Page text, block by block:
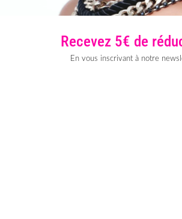
Recevez 5€ de
En vous inscrivant à notre